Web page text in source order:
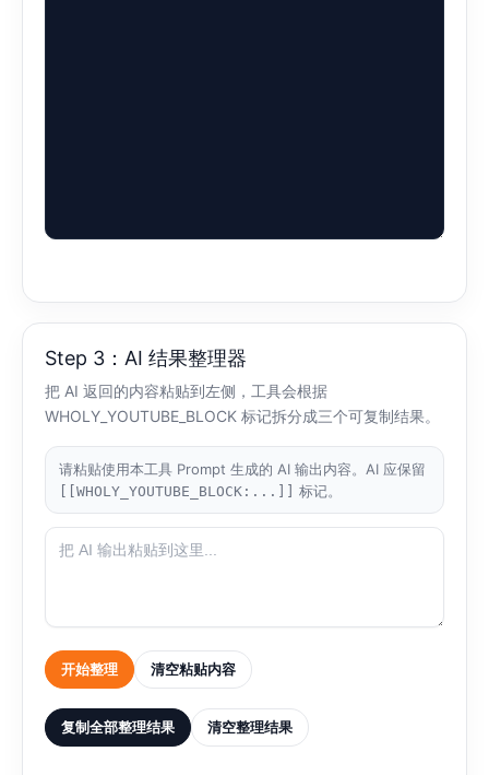
Step 3：AI 结果整理器
把 AI 返回的内容粘贴到左侧，工具会根据
WHOLY_YOUTUBE_BLOCK 标记拆分成三个可复制结果。
请粘贴使用本工具 Prompt 生成的 AI 输出内容。AI 应保留
[[WHOLY_YOUTUBE_BLOCK:...]] 标记。
开始整理 清空粘贴内容
复制全部整理结果 清空整理结果